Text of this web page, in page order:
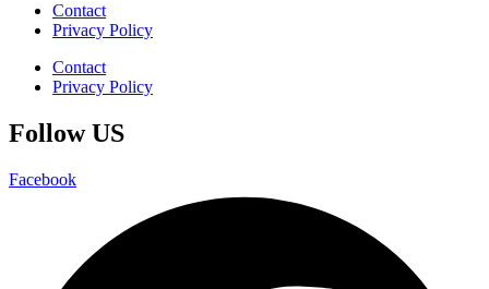
Contact
Privacy Policy
Contact
Privacy Policy
Follow US
Facebook